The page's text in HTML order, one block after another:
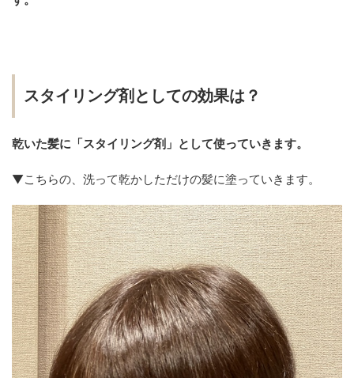
スタイリング剤としての効果は？
乾いた髪に「スタイリング剤」として使っていきます。
▼こちらの、洗って乾かしただけの髪に塗っていきます。